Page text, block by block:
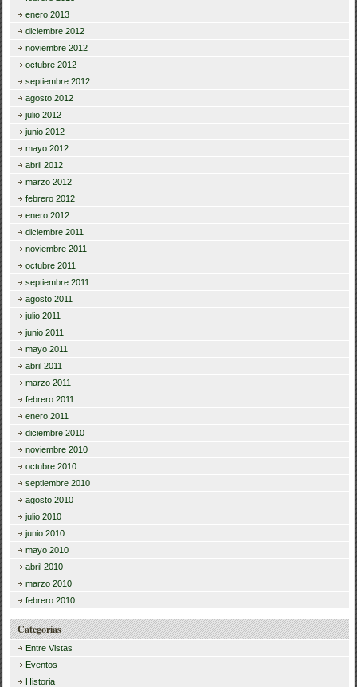
enero 2013
diciembre 2012
noviembre 2012
octubre 2012
septiembre 2012
agosto 2012
julio 2012
junio 2012
mayo 2012
abril 2012
marzo 2012
febrero 2012
enero 2012
diciembre 2011
noviembre 2011
octubre 2011
septiembre 2011
agosto 2011
julio 2011
junio 2011
mayo 2011
abril 2011
marzo 2011
febrero 2011
enero 2011
diciembre 2010
noviembre 2010
octubre 2010
septiembre 2010
agosto 2010
julio 2010
junio 2010
mayo 2010
abril 2010
marzo 2010
febrero 2010
Categorías
Entre Vistas
Eventos
Historia